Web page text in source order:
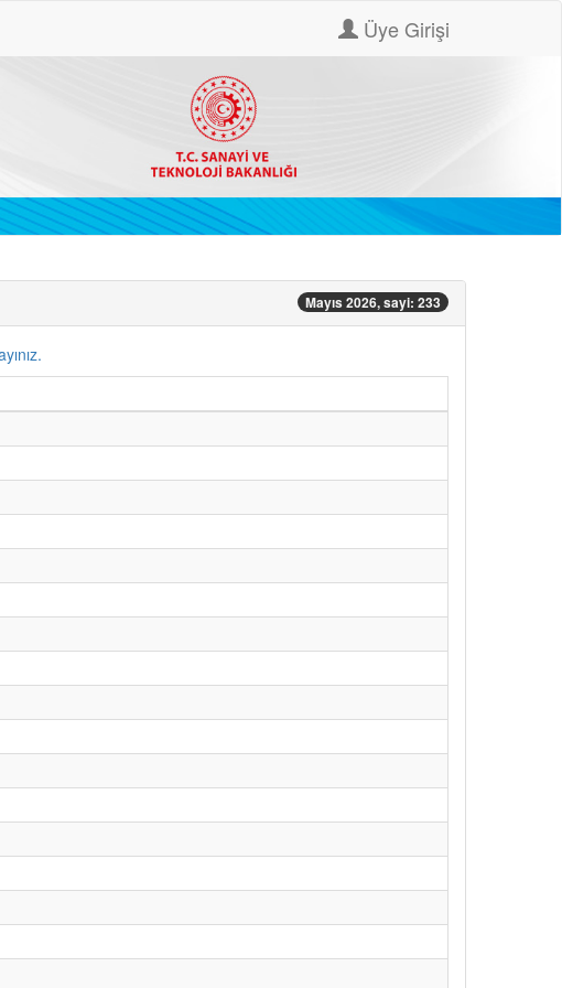
Üye Girişi
Mayıs 2026, sayi: 233